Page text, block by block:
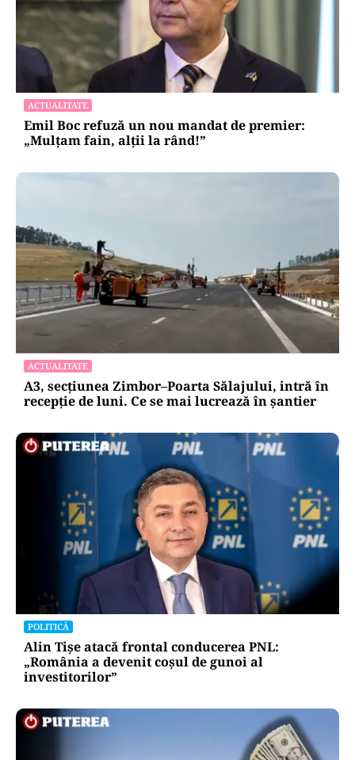
ACTUALITATE
Emil Boc refuză un nou mandat de premier:
„Mulțam fain, alții la rând!”
ACTUALITATE
A3, secțiunea Zimbor–Poarta Sălajului, intră în
recepție de luni. Ce se mai lucrează în șantier
POLITICĂ
Alin Tișe atacă frontal conducerea PNL:
„România a devenit coșul de gunoi al
investitorilor”